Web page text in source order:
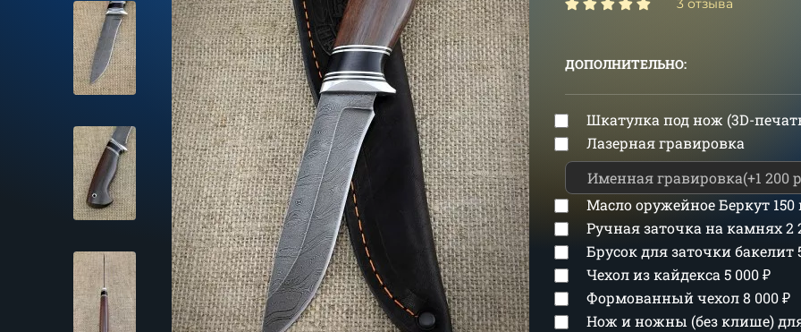
3 отзыва
ДОПОЛНИТЕЛЬНО:
Шкатулка под нож (3D-
Лазерная гравировка
Масло оружейное Беркут 150
Ручная заточка на камнях2
Брусок для заточки бакелит
Чехол из кайдекса 5 000₽
Формованный чехол8 000₽
Нож и ножны (без клише)